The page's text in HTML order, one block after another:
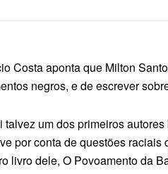
Costa aponta que Milton
negros, e de escrever
talvez um dos primeiros
por conta de questões
livro dele, O Povoamento da